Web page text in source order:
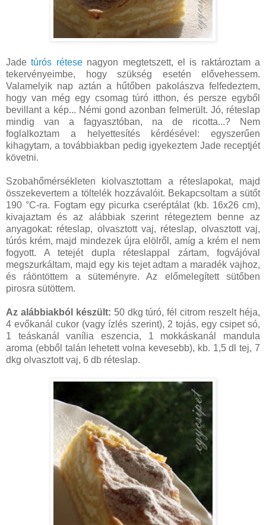
Jadetúrós rétesenagyon megtetszett, el is raktároztam a
tekervényeimbe, hogy szükség esetén elővehessem.
Valamelyik nap aztán a hűtőben pakolászva felfedeztem,
hogy van még egy csomag túró itthon, és persze egyből
bevillant a kép... Némi gond azonban felmerült. Jó, réteslap
mindig van a fagyasztóban, na de ricotta...? Nem
foglalkoztam a helyettesítés kérdésével: egyszerűen
kihagytam, a továbbiakban pedig igyekeztem Jade receptjét
követni.
Szobahőmérsékleten kiolvasztottam a réteslapokat, majd
összekevertem a töltelék hozzávalóit. Bekapcsoltam a sütőt
190 °C-ra. Fogtam egy picurka cseréptálat (kb. 16x26 cm),
kivajaztam és az alábbiak szerint rétegeztem benne az
anyagokat: réteslap, olvasztott vaj, réteslap, olvasztott vaj,
túrós krém, majd mindezek újra elölről, amíg a krém el nem
fogyott. A tetejét dupla réteslappal zártam, fogvájóval
megszurkáltam, majd egy kis tejet adtam a maradék vajhoz,
és ráöntöttem a süteményre. Az előmelegített sütőben
pirosra sütöttem.
Az alábbiakból készült: 50 dkg túró, fél citrom reszelt héja,
4 evőkanál cukor (vagy ízlés szerint), 2 tojás, egy csipet só,
1 teáskanál vanília eszencia, 1 mokkáskanál mandula
aroma (ebből talán lehetett volna kevesebb), kb. 1,5 dl tej, 7
dkg olvasztott vaj, 6 db réteslap.